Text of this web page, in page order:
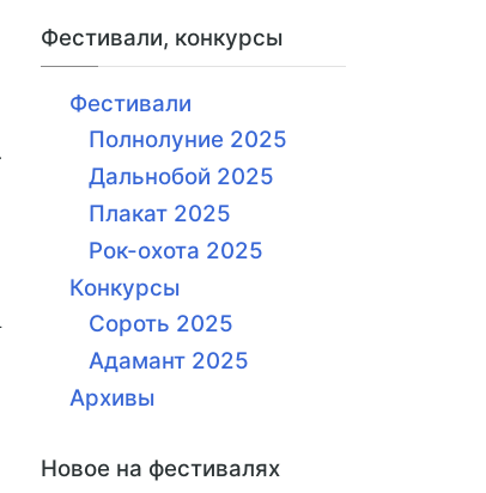
Фестивали, конкурсы
Фестивали
Полнолуние 2025
Дальнобой 2025
Плакат 2025
Рок-охота 2025
Конкурсы
Сороть 2025
Адамант 2025
Архивы
Новое на фестивалях